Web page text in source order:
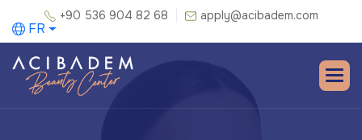
+90 536 904 82 68 apply@acibadem.com
FR